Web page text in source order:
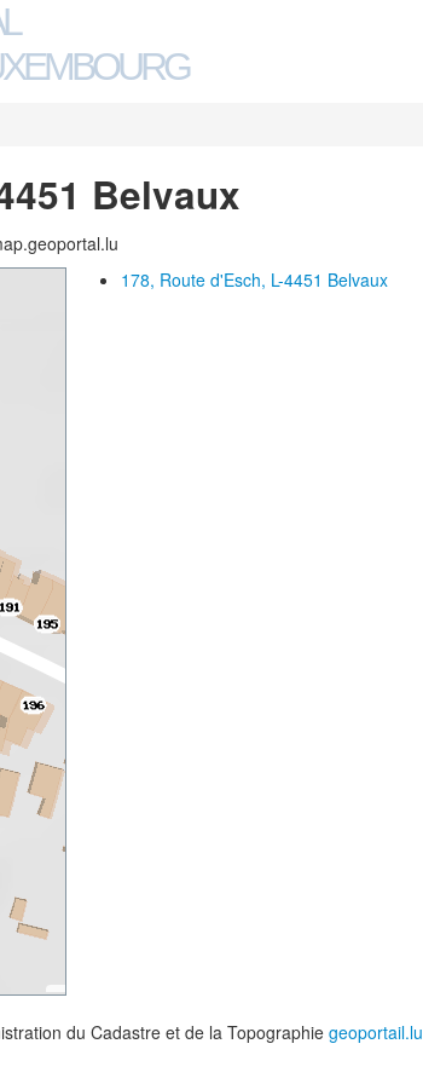
Belvaux
178, Route d'Esch, L-4451 Belvaux
du Cadastre et de la Topographiegeoportail.lu